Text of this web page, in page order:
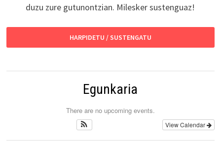
duzu zure gutunontzian. Milesker sustenguaz!
HARPIDETU / SUSTENGATU
Egunkaria
There are no upcoming events.
View Calendar